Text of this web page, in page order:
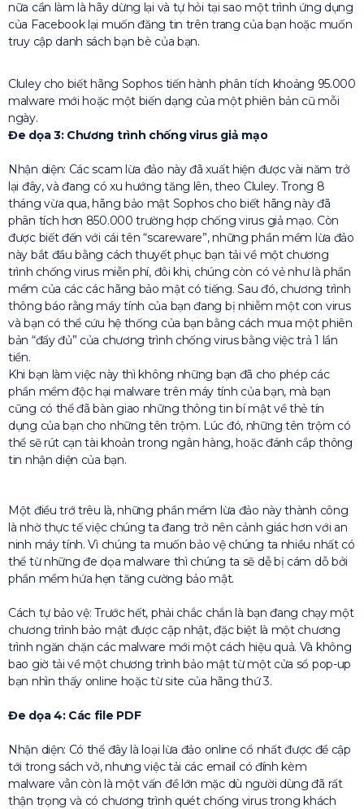
nữa cần làm là hãy dừng lại và tự hỏi tại sao một trình ứng dụng
của Facebook lại muốn đăng tin trên trang của bạn hoặc muốn
truy cập danh sách bạn bè của bạn.
Cluley cho biết hãng Sophos tiến hành phân tích khoảng 95.000
malware mới hoặc một biến dạng của một phiên bản cũ mỗi
ngày.
Đe dọa 3: Chương trình chống virus giả mạo
Nhận diện: Các scam lừa đảo này đã xuất hiện được vài năm trở
lại đây, và đang có xu hướng tăng lên, theo Cluley. Trong 8
tháng vừa qua, hãng bảo mật Sophos cho biết hãng này đã
phân tích hơn 850.000 trường hợp chống virus giả mạo. Còn
được biết đến với cái tên “scareware”, những phần mềm lừa đảo
này bắt đầu bằng cách thuyết phục bạn tải về một chương
trình chống virus miễn phí, đôi khi, chúng còn có vẻ như là phần
mềm của các các hãng bảo mật có tiếng. Sau đó, chương trình
thông báo rằng máy tính của bạn đang bị nhiễm một con virus
và bạn có thể cứu hệ thống của bạn bằng cách mua một phiên
bản “đẩy đủ” của chương trình chống virus bằng việc trả 1 lần
tiền.
Khi bạn làm việc này thì không những bạn đã cho phép các
phần mềm độc hại malware trên máy tính của bạn, mà bạn
cũng có thể đã bàn giao những thông tin bí mật về thẻ tín
dụng của bạn cho những tên trộm. Lúc đó, những tên trộm có
thể sẽ rút cạn tài khoản trong ngân hàng, hoặc đánh cắp thông
tin nhận diện của bạn.
Một điều trớ trêu là, những phần mềm lừa đảo này thành công
là nhờ thực tế việc chúng ta đang trở nên cảnh giác hơn với an
ninh máy tính. Vì chúng ta muốn bảo vệ chúng ta nhiều nhất có
thể từ những đe dọa malware thì chúng ta sẽ dễ bị cám dỗ bởi
phần mềm hứa hẹn tăng cường bảo mật.
Cách tự bảo vệ: Trước hết, phải chắc chắn là bạn đang chạy một
chương trình bảo mật được cập nhật, đặc biệt là một chương
trình ngăn chặn các malware mới một cách hiệu quả. Và không
bao giờ tải về một chương trình bảo mật từ một cửa sổ pop-up
bạn nhìn thấy online hoặc từ site của hãng thứ 3.
Đe dọa 4: Các file PDF
Nhận diện: Có thể đây là loại lừa đảo online cổ nhất được đề cập
tới trong sách vở, nhưng việc tải các email có đính kèm
malware vẫn còn là một vấn đề lớn mặc dù người dùng đã rất
thận trọng và có chương trình quét chống virus trong khách